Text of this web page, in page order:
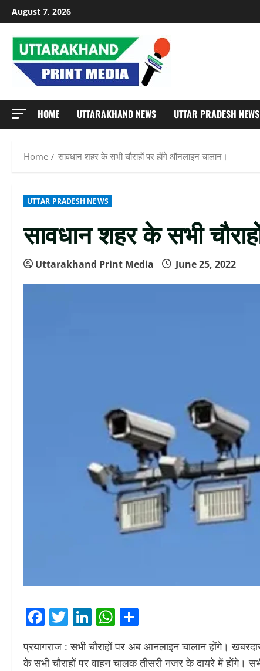
Skip
to
content
August 7, 2026
HOME UTTARAKHAND NEWS UTTAR PRADESH NEWS
Home सावधान शहर के सभी चौराहों पर होंगे ऑनलाइन चालान।
UTTAR PRADESH NEWS
सावधान शहर के सभी
Uttarakhand Print Media June 25, 2022
Facebook
Twitter
LinkedIn
WhatsApp
प्रयागराज : सभी चौराहों पर अब आनलाइन चालान होंगे।
के सभी चौराहों पर वाहन चालक तीसरी नजर के दायरे में हाेंगे।